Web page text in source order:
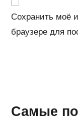
веб-
сайта
(необязательно)
Сохранить моё
браузере для
Самые